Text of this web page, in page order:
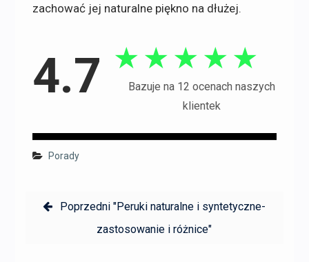
zachować jej naturalne piękno na dłużej.
4.7 ★ ★ ★ ★ ★
Bazuje na 12 ocenach naszych
klientek
Porady
wpisu
Poprzedni Poprzedni:
"Peruki naturalne i syntetyczne-
zastosowanie i różnice"